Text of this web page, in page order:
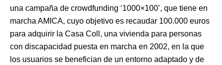
una campaña de crowdfunding ‘1000×100’, que tiene en
marcha AMICA, cuyo objetivo es recaudar 100.000 euros
para adquirir la Casa Coll, una vivienda para personas
con discapacidad puesta en marcha en 2002, en la que
los usuarios se benefician de un entorno adaptado y de